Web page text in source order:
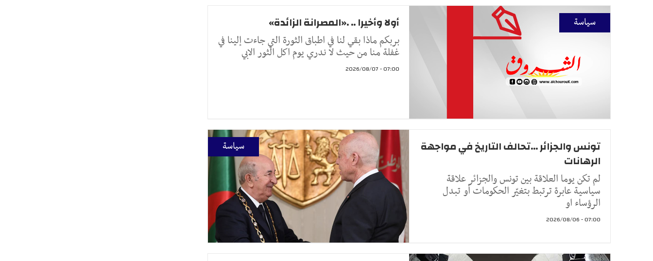
سياسة أولا وأخيرا .. .«المصرانة الزائدة»
بربكم ماذا بقي لنا في اطباق الثورة التي جاءت إلينا في
غفلة منا من حيث لا ندري يوم اكل الثور الابي
07:00 - 2026/08/07
سياسة
تونس والجزائر ...تحالف التاريخ في مواجهة
الرهانات
لم تكن يوما العلاقة بين تونس والجزائر علاقة
سياسية عابرة ترتبط بتغيّر الحكومات أو تبدل
الرؤساء او
07:00 - 2026/08/06